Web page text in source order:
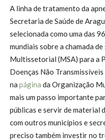
A linha de tratamento da
Secretaria de Saúde de
selecionada como uma das
mundiais sobre a chamada
Multissetorial (MSA) para a
Doenças Não
na página da Organização
mais um passo importante
públicas e servir de material
com outros municípios e
preciso também investir no